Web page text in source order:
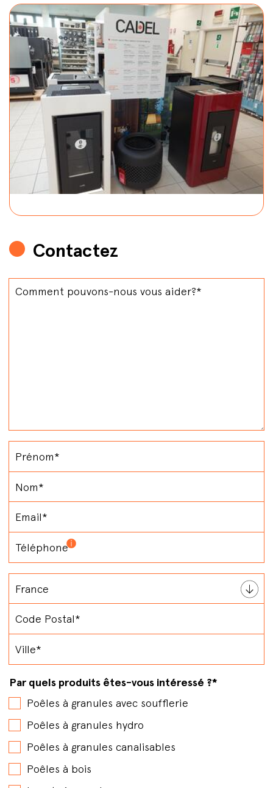
Contactez
Par quels produits êtes-vous intéressé ?*
Poêles à granules avec soufflerie
Poêles à granules hydro
Poêles à granules canalisables
Poêles à bois